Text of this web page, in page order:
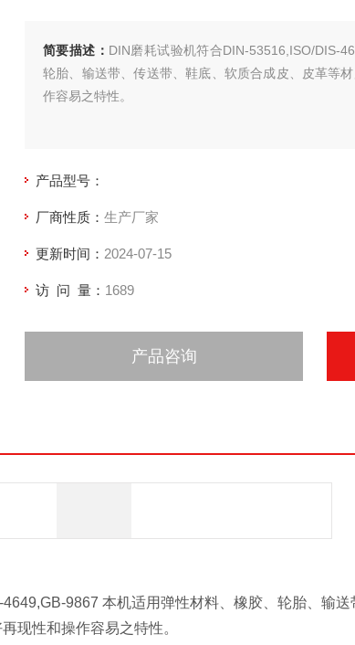
简要描述： DIN磨耗试验机符合DIN-53516,ISO/DIS-
轮胎、输送带、传送带、鞋底、软质合成皮、皮革等
作容易之特性。
产品型号：
厂商性质： 生产厂家
更新时间： 2024-07-15
访 问 量： 1689
产品咨询
9867 本机适用弹性材料、橡胶、轮胎、输送
现性和操作容易之特性。